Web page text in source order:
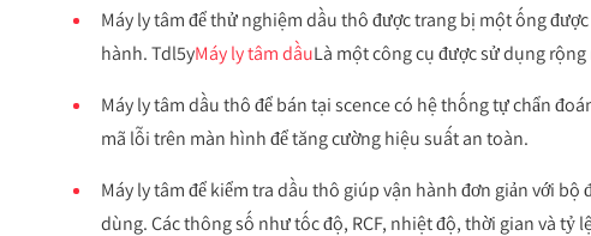
Máy ly tâm để thử nghiệm dầu thô được trang bị một ống
hành. Tdl5yMáy ly tâm dầuLà một công cụ được sử dụng
Máy ly tâm dầu thô để bán tại scence có hệ thống tự chẩn
mã lỗi trên màn hình để tăng cường hiệu suất an toàn.
Máy ly tâm để kiểm tra dầu thô giúp vận hành đơn giản với
dùng. Các thông số như tốc độ, RCF, nhiệt độ, thời gian và tỷ